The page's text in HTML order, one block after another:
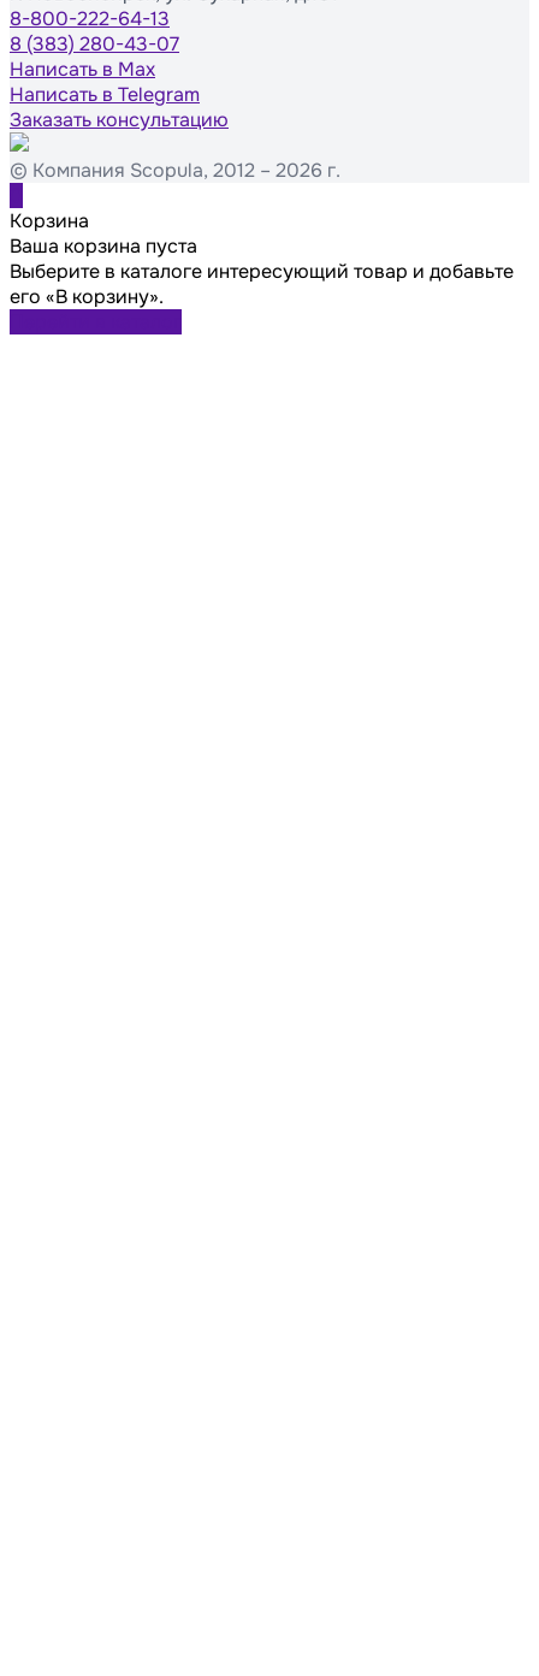
8-800-222-64-13
8 (383) 280-43-07
Написать в Max
Написать в Telegram
Заказать консультацию
© Компания Scopula, 2012 – 2026 г.
Корзина
Ваша корзина пуста
Выберите в каталоге интересующий товар и добавьте
его «В корзину».